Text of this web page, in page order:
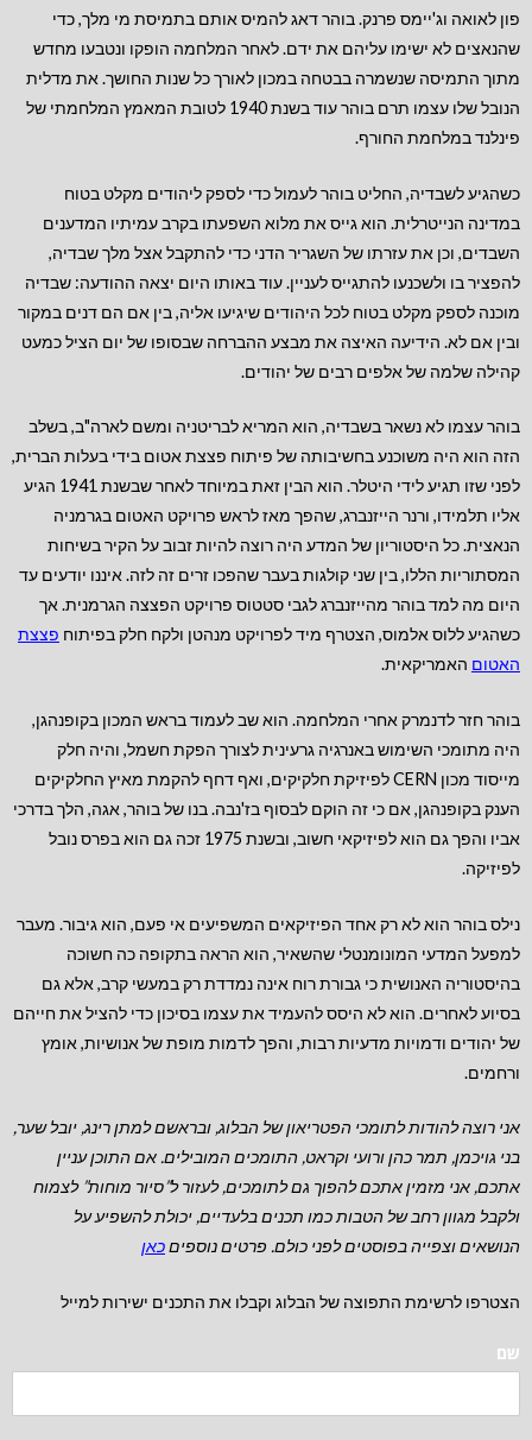
פון לאואה וג'יימס פרנק. בוהר דאג להמיס אותם בתמיסת מי מלך, כדי
שהנאצים לא ישימו עליהם את ידם. לאחר המלחמה הופקו ונטבעו מחדש
מתוך התמיסה שנשמרה בבטחה במכון לאורך כל שנות החושך. את מדלית
הנובל שלו עצמו תרם בוהר עוד בשנת 1940 לטובת המאמץ המלחמתי של
פינלנד במלחמת החורף.
כשהגיע לשבדיה, החליט בוהר לעמול כדי לספק ליהודים מקלט בטוח
במדינה הנייטרלית. הוא גייס את מלוא השפעתו בקרב עמיתיו המדענים
השבדים, וכן את עזרתו של השגריר הדני כדי להתקבל אצל מלך שבדיה,
להפציר בו ולשכנעו להתגייס לעניין. עוד באותו היום יצאה ההודעה: שבדיה
מוכנה לספק מקלט בטוח לכל היהודים שיגיעו אליה, בין אם הם דנים במקור
ובין אם לא. הידיעה האיצה את מבצע ההברחה שבסופו של יום הציל כמעט
קהילה שלמה של אלפים רבים של יהודים.
בוהר עצמו לא נשאר בשבדיה, הוא המריא לבריטניה ומשם לארה"ב, בשלב
הזה הוא היה משוכנע בחשיבותה של פיתוח פצצת אטום בידי בעלות הברית,
לפני שזו תגיע לידי היטלר. הוא הבין זאת במיוחד לאחר שבשנת 1941 הגיע
אליו תלמידו, ורנר הייזנברג, שהפך מאז לראש פרויקט האטום בגרמניה
הנאצית. כל היסטוריון של המדע היה רוצה להיות זבוב על הקיר בשיחות
המסתוריות הללו, בין שני קולגות בעבר שהפכו זרים זה לזה. איננו יודעים עד
היום מה למד בוהר מהייזנברג לגבי סטטוס פרויקט הפצצה הגרמנית. אך
כשהגיע ללוס אלמוס, הצטרף מיד לפרויקט מנהטן ולקח חלק בפיתוח פצצת
האטום האמריקאית.
בוהר חזר לדנמרק אחרי המלחמה. הוא שב לעמוד בראש המכון בקופנהגן,
היה מתומכי השימוש באנרגיה גרעינית לצורך הפקת חשמל, והיה חלק
מייסוד מכון CERN לפיזיקת חלקיקים, ואף דחף להקמת מאיץ החלקיקים
הענק בקופנהגן, אם כי זה הוקם לבסוף בז'נבה. בנו של בוהר, אגה, הלך בדרכי
אביו והפך גם הוא לפיזיקאי חשוב, ובשנת 1975 זכה גם הוא בפרס נובל
לפיזיקה.
נילס בוהר הוא לא רק אחד הפיזיקאים המשפיעים אי פעם, הוא גיבור. מעבר
למפעל המדעי המונומנטלי שהשאיר, הוא הראה בתקופה כה חשוכה
בהיסטוריה האנושית כי גבורת רוח אינה נמדדת רק במעשי קרב, אלא גם
בסיוע לאחרים. הוא לא היסס להעמיד את עצמו בסיכון כדי להציל את חייהם
של יהודים ודמויות מדעיות רבות, והפך לדמות מופת של אנושיות, אומץ
ורחמים.
אני רוצה להודות לתומכי הפטריאון של הבלוג, ובראשם למתן רינג, יובל שער,
בני גויכמן, תמר כהן ורועי וקראט, התומכים המובילים.אם התוכן עניין
אתכם, אני מזמין אתכם להפוך גם לתומכים, לעזור ל”סיור מוחות” לצמוח
ולקבל מגוון רחב של הטבות כמו תכנים בלעדיים, יכולת להשפיע על
הנושאים וצפייה בפוסטים לפני כולם. פרטים נוספיםכאן
הצטרפו לרשימת התפוצה של הבלוג וקבלו את התכנים ישירות למייל
שם